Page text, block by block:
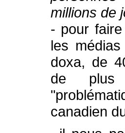
millions de
- pour
les
doxa, de
de plus
canadien